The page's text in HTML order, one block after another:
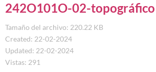
242O101O-02-topográfico
Tamaño del archivo: 220.22 KB
Created: 22-02-2024
Updated: 22-02-2024
Vistas: 291